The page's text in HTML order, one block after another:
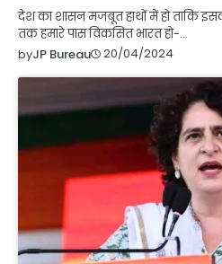
देश का शासन मजबूत हाथों में हो ताकि
तक हमारे पास विकसित भारत हो-…
byJP Bureau 20/04/2024